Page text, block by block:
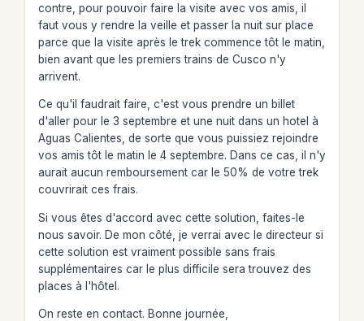
contre, pour pouvoir faire la visite avec vos amis, il
faut vous y rendre la veille et passer la nuit sur place
parce que la visite après le trek commence tôt le matin,
bien avant que les premiers trains de Cusco n'y
arrivent.
Ce qu'il faudrait faire, c'est vous prendre un billet
d'aller pour le 3 septembre et une nuit dans un hotel à
Aguas Calientes, de sorte que vous puissiez rejoindre
vos amis tôt le matin le 4 septembre. Dans ce cas, il n'y
aurait aucun remboursement car le 50% de votre trek
couvrirait ces frais.
Si vous êtes d'accord avec cette solution, faites-le
nous savoir. De mon côté, je verrai avec le directeur si
cette solution est vraiment possible sans frais
supplémentaires car le plus difficile sera trouvez des
places à l'hôtel.
On reste en contact. Bonne journée,